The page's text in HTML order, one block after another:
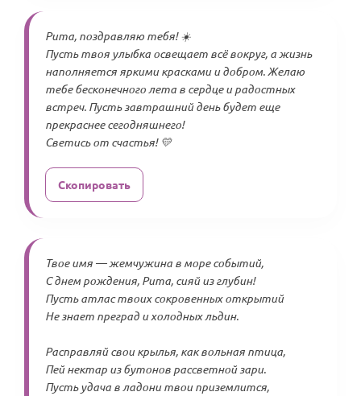
Рита, поздравляю тебя! ☀️
Пусть твоя улыбка освещает всё вокруг, а жизнь
наполняется яркими красками и добром. Желаю
тебе бесконечного лета в сердце и радостных
встреч. Пусть завтрашний день будет еще
прекраснее сегодняшнего!
Светись от счастья! 💛
Скопировать
Твое имя — жемчужина в море событий,
С днем рождения, Рита, сияй из глубин!
Пусть атлас твоих сокровенных открытий
Не знает преград и холодных льдин.
Расправляй свои крылья, как вольная птица,
Пей нектар из бутонов рассветной зари.
Пусть удача в ладони твои приземлится,